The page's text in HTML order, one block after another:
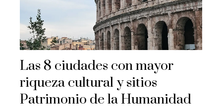
Las 8 ciudades con mayor
riqueza cultural y sitios
Patrimonio de la Humanidad